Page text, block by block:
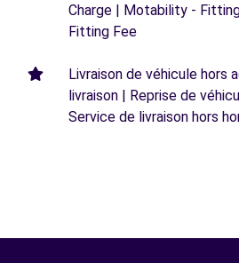
Charge | Motability -
Fitting Fee
Livraison de véhicule hors
livraison | Reprise de
Service de livraison hors